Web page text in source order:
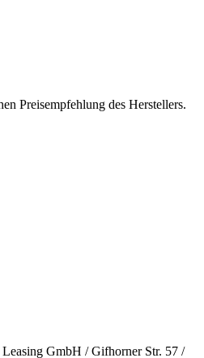
Preisempfehlung des Herstellers.
GmbH / Gifhorner Str. 57 /